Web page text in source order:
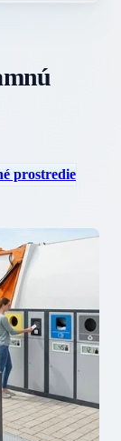
prostredie